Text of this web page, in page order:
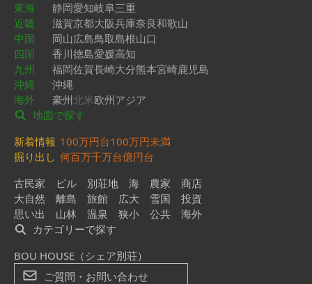
東海
静岡愛知岐阜三重
近畿
滋賀京都大阪兵庫奈良和歌山
中国
岡山広島鳥取島根山口
四国
香川徳島愛媛高知
九州
福岡佐賀長崎大分熊本宮崎鹿児島
沖縄
沖縄
海外
豪州北米欧州アジア
地図で探す
新着情報 100万円台100万円未満
掘り出し 何百万千万台億円台
古民家
ビル 別荘地 海 農家
商店
大自然
離島 旅館 広大 雪国
投資
思い出
山林 温泉 狭小 公共
海外
カテゴリーで探す
BOU HOUSE（シェア別荘）
ご質問・お問い合わせ